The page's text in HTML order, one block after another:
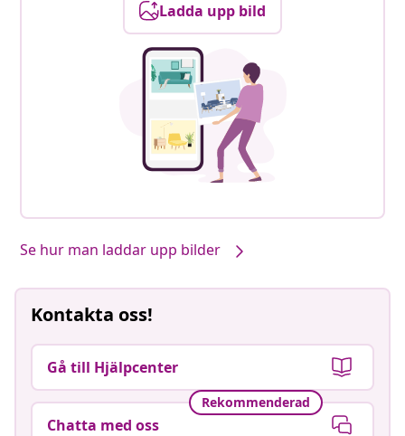
Ladda upp bild
Se hur man laddar upp bilder
Kontakta oss!
Gå till Hjälpcenter
Rekommenderad
Chatta med oss